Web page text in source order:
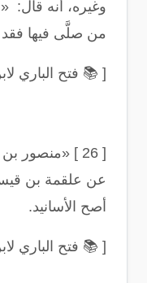
وغيره، أنه قال:
من صلَّى فيها فقد
[
📚 فتح الباري لابن
[ 26 ] «
منصور بن
عن علقمة بن
أصح الأسانيد.
[
📚 فتح الباري لابن